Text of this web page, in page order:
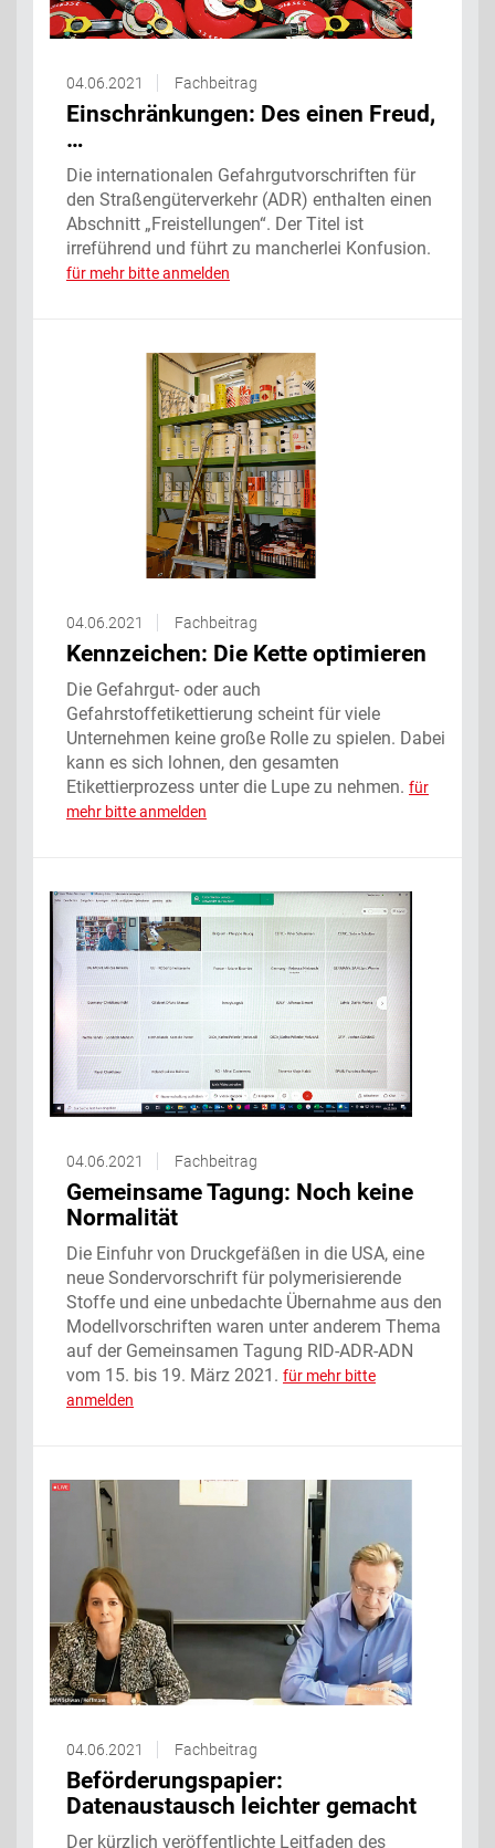
04.06.2021 Fachbeitrag
Einschränkungen: Des einen Freud,
…
Die internationalen Gefahrgutvorschriften für
den Straßengüterverkehr (ADR) enthalten einen
Abschnitt „Freistellungen“. Der Titel ist
irreführend und führt zu mancherlei Konfusion.
für mehr bitte anmelden
04.06.2021 Fachbeitrag
Kennzeichen: Die Kette optimieren
Die Gefahrgut- oder auch
Gefahrstoffetikettierung scheint für viele
Unternehmen keine große Rolle zu spielen. Dabei
kann es sich lohnen, den gesamten
Etikettierprozess unter die Lupe zu nehmen. für
mehr bitte anmelden
04.06.2021 Fachbeitrag
Gemeinsame Tagung: Noch keine
Normalität
Die Einfuhr von Druckgefäßen in die USA, eine
neue Sondervorschrift für polymerisierende
Stoffe und eine unbedachte Übernahme aus den
Modellvorschriften waren unter anderem Thema
auf der Gemeinsamen Tagung RID-ADR-ADN
vom 15. bis 19. März 2021. für mehr bitte
anmelden
04.06.2021 Fachbeitrag
Beförderungspapier:
Datenaustausch leichter gemacht
Der kürzlich veröffentlichte Leitfaden des